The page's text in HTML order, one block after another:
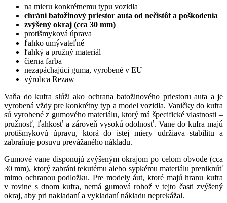
na mieru konkrétnemu typu vozidla
chráni batožinový priestor auta od nečistôt a poškodenia
zvýšený okraj (cca 30 mm)
protišmyková úprava
ľahko umývateľné
ľahký a pružný materiál
čierna farba
nezapáchajúci guma, vyrobené v EU
výrobca Rezaw
Vaňa do kufra slúži ako ochrana batožinového priestoru auta a je
vyrobená vždy pre konkrétny typ a model vozidla. Vaničky do kufra
sú vyrobené z gumového materiálu, ktorý má špecifické vlastnosti –
pružnosť, ľahkosť a zároveň vysokú odolnosť. Vane do kufra majú
protišmykovú úpravu, ktorá do istej miery udržiava stabilitu a
zabraňuje posuvu prevážaného nákladu.
Gumové vane disponujú zvýšeným okrajom po celom obvode (cca
30 mm), ktorý zabráni tekutému alebo sypkému materiálu preniknúť
mimo ochranou podložku. Pre modely áut, ktoré majú hranu kufra
v rovine s dnom kufra, nemá gumová rohož v tejto časti zvýšený
okraj, aby pri nakladaní a vykladaní nákladu neprekážal.